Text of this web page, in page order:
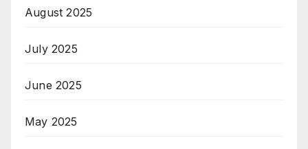
August 2025
July 2025
June 2025
May 2025